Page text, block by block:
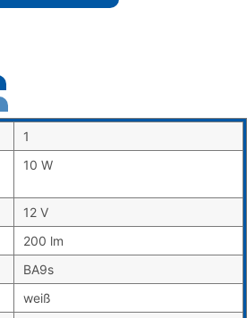
1
10 W
12 V
200 lm
BA9s
weiß